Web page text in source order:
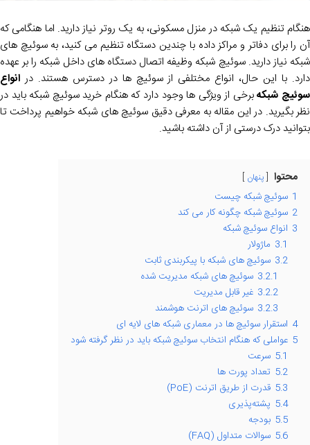
هنگام تنظیم یک شبکه در منزل مسکونی، به یک روتر نیاز دارید. اما هنگامی که
آن را برای دفاتر و مراکز داده با چندین دستگاه تنظیم می کنید، به سوئیچ های
شبکه نیاز دارید. سوئیچ شبکه وظیفه اتصال دستگاه های داخل شبکه را بر عهده
دارد. با این حال، انواع مختلفی از سوئیچ ها در دسترس هستند. در انواع
سوئیچ شبکهبرخی از ویژگی ها وجود دارد که هنگام خرید سوئیچ شبکه باید در
نظر بگیرید. در این مقاله به معرفی دقیق سوئیچ های شبکه خواهیم پرداخت تا
بتوانید درک درستی از آن داشته باشید.
محتوا پنهان
1 سوئیچ شبکه چیست
2 سوئیچ شبکه چگونه کار می کند
3 انواع سوئیچ شبکه
3.1 ماژولار
3.2 سوئیچ های شبکه با پیکربندی ثابت
3.2.1 سوئیچ های شبکه مدیریت شده
3.2.2 غیر قابل مدیریت
3.2.3 سوئیچ های اترنت هوشمند
4 استقرار سوئیچ ها در معماری شبکه های لایه ای
5 عواملی که هنگام انتخاب سوئیچ شبکه باید در نظر گرفته شود
5.1 سرعت
5.2 تعداد پورت ها
5.3 قدرت از طریق اترنت (PoE)
5.4 پشته‌پذیری
5.5 بودجه
5.6 سوالات متداول (FAQ)